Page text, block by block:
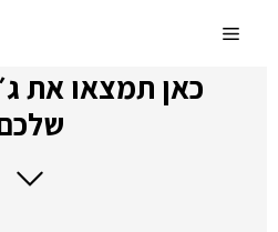
לתוכןMenu
כאן תמצאו את